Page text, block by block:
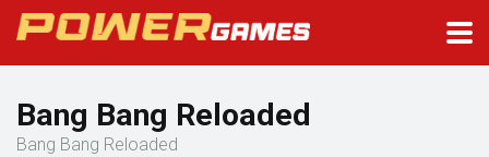
Bang Bang Reloaded
Bang Bang Reloaded